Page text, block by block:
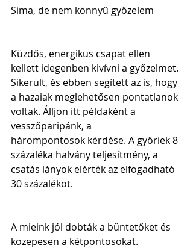
Sima, de nem könnyű győzelem
Küzdős, energikus csapat ellen
kellett idegenben kivívni a győzelmet.
Sikerült, és ebben segített az is, hogy
a hazaiak meglehetősen pontatlanok
voltak. Álljon itt példaként a
vesszőparipánk, a
hárompontosok kérdése. A győriek 8
százaléka halvány teljesítmény, a
csatás lányok elérték az elfogadható
30 százalékot.
A mieink jól dobták a büntetőket és
közepesen a kétpontosokat.